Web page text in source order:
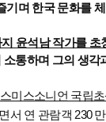
기며 한국 문화를
지 윤석남 작가를 초
소통하며 그의 생각
미스소니언 국립
서 연 관람객 230